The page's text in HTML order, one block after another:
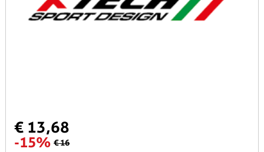
€ 13,68
-15% € 16